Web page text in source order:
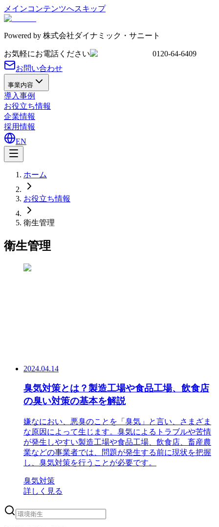
メインコンテンツへスキップ
Powered by 株式会社ダイナミック・サニート
お気軽にお電話ください
0120-64-6409
お問い合わせ
事業内容
導入事例
お役立ち情報
企業情報
採用情報
EN
ホーム
お役立ち情報
衛生管理
衛生管理
2024.04.14
臭気対策とは？製造工場や食品工場、飲食店
の臭い対策の基本を解説
嫌なにおい、悪臭のことを「臭気」と言い、さまざま
な原因によって生じます。臭気によるトラブルや苦情
が発生しやすい製造工場や食品工場、飲食店、畜産農
業などの事業者では、問題が発生する前に現状を把握
し、臭気対策を行うことが必要です。
臭気対策
詳しく見る